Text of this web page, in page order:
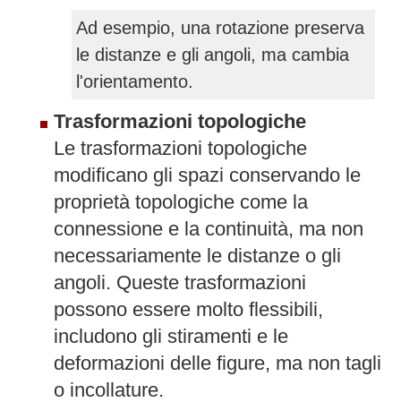
Ad esempio, una rotazione preserva
le distanze e gli angoli, ma cambia
l'orientamento.
Trasformazioni topologiche
Le trasformazioni topologiche
modificano gli spazi conservando le
proprietà topologiche come la
connessione e la continuità, ma non
necessariamente le distanze o gli
angoli. Queste trasformazioni
possono essere molto flessibili,
includono gli stiramenti e le
deformazioni delle figure, ma non tagli
o incollature.